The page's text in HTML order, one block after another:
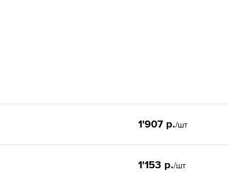
1'907 р./шт
1'153 р./шт